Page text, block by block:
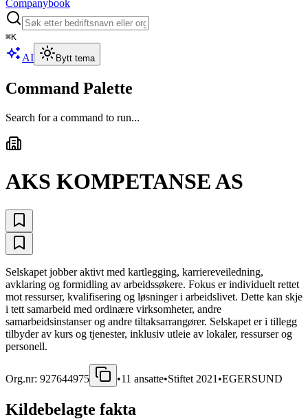
Companybook
⌘K
AI Bytt tema
Command Palette
Search for a command to run...
AKS KOMPETANSE AS
Selskapet jobber aktivt med kartlegging, karriereveiledning,
avklaring og formidling av arbeidssøkere. Fokus er individuelt rettet
mot ressurser, kvalifisering og løsninger i arbeidslivet. Dette kan skje
i tett samarbeid med ordinære virksomheter, andre
samarbeidsinstanser og andre tiltaksarrangører. Selskapet er i tillegg
tilbyder av kurs og tjenester, inklusiv utleie av lokaler, ressurser og
personell.
Org.nr: 927644975 •11 ansatte•Stiftet 2021 •EGERSUND
Kildebelagte fakta